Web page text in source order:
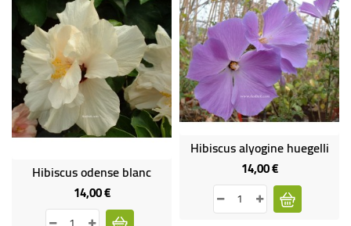
Hibiscus odense blanc
14,00 €Prix
Hibiscus alyogine huegelli
14,00 €Prix